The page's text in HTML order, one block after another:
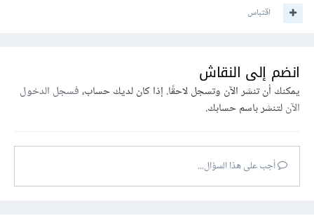
اقتباس
انضم إلى النقاش
يمكنك أن تنشر الآن وتسجل لاحقًا. إذا كان لديك حساب،فسجل الدخول
الآنلتنشر باسم حسابك.
أجب على هذا السؤال...